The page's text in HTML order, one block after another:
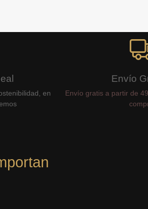
en
Envío
Envío gratis a partir de